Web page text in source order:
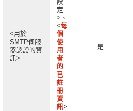
<用於
SMTP伺服
器認證的資
訊>
定
>、
<每
個
使
用
者
的
已
註
冊
資
訊>
是